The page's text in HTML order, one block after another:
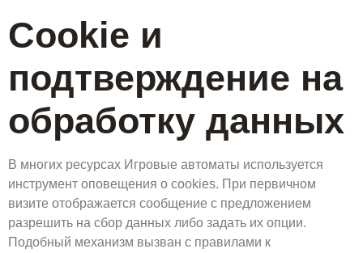
Cookie и
подтверждение на
обработку данных
В многих ресурсах Игровые автоматы используется
инструмент оповещения о cookies. При первичном
визите отображается сообщение с предложением
разрешить на сбор данных либо задать их опции.
Подобный механизм вызван с правилами к